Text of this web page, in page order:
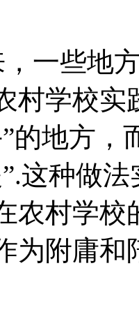
一些地方
村学校
的地方，
这种做
农村学校
为附庸和